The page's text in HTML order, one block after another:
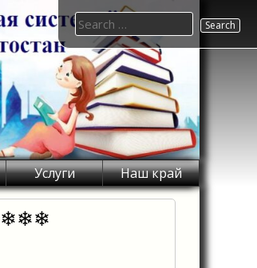
Услуги Наш край
Search
for:
❄❄❄